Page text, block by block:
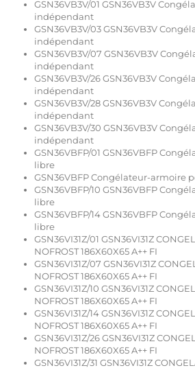
GSN36VB3V/01 GSN36VB3V
indépendant
GSN36VB3V/03 GSN36VB3V
indépendant
GSN36VB3V/07 GSN36VB3V
indépendant
GSN36VB3V/26 GSN36VB3V
indépendant
GSN36VB3V/28 GSN36VB3V
indépendant
GSN36VB3V/30 GSN36VB3V
indépendant
GSN36VBFP/01 GSN36VBFP
libre
GSN36VBFP Congélateur-armoire
GSN36VBFP/10 GSN36VBFP
libre
GSN36VBFP/14 GSN36VBFP
libre
GSN36VI31Z/01 GSN36VI31Z
NOFROST 186X60X65 A++ FI
GSN36VI31Z/07 GSN36VI31Z
NOFROST 186X60X65 A++ FI
GSN36VI31Z/10 GSN36VI31Z
NOFROST 186X60X65 A++ FI
GSN36VI31Z/14 GSN36VI31Z
NOFROST 186X60X65 A++ FI
GSN36VI31Z/26 GSN36VI31Z
NOFROST 186X60X65 A++ FI
GSN36VI31Z/31 GSN36VI31Z